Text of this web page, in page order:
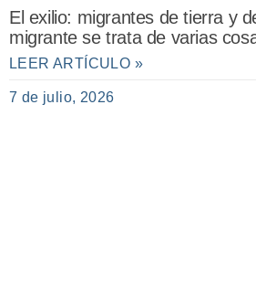
El exilio: migrantes de tierra y
migrante se trata de varias
LEER ARTÍCULO »
7 de julio, 2026